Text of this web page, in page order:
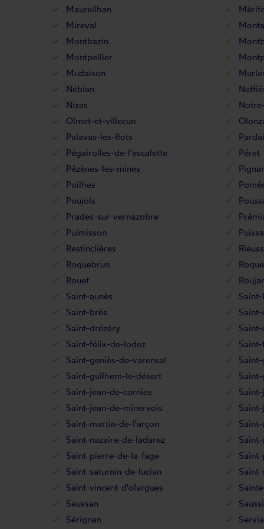
Maureilhan
Mireval
Montbazin
Montpellier
Mudaison
Nébian
Nizas
Olmet-et-villecun
Palavas-les-flots
Pégairolles-de-l'escalette
Péret
Pézènes-les-mines
Poilhes
Poujols
Prades-sur-vernazobre
Puimisson
Restinclières
Roquebrun
Rouet
Saint-aunès
Saint-brès
Saint-drézéry
Saint-félix-de-lodez
Saint-geniès-de-varensal
Saint-guilhem-le-désert
Saint-jean-de-cornies
Saint-jean-de-minervois
Saint-martin-de-l'arçon
Saint-nazaire-de-ladarez
Saint-pierre-de-la-fage
Saint-saturnin-de-lucian
Saint-vincent-d'olargues
Saussan
Sérignan